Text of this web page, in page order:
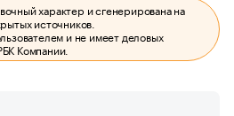
характер и сгенерирована на
источников.
и не имеет деловых
Компании.